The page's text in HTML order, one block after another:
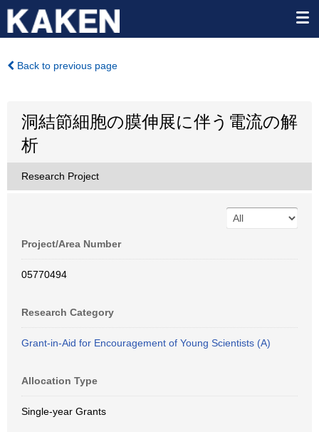
Back to previous page
洞結節細胞の膜伸展に伴う電流の解
析
Research Project
Project/Area Number
05770494
Research Category
Grant-in-Aid for Encouragement of Young Scientists (A)
Allocation Type
Single-year Grants